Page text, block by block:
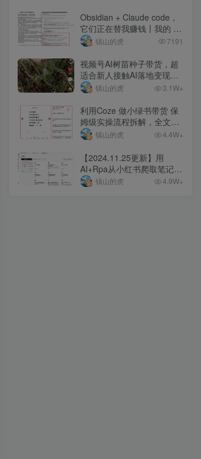
Obsidian + Claude code，
它们正在替我赚钱丨我的 AI
知识库拆解
镇山的虎 7191
视频号AI树苗种子带货，超
适合新人接触AI落地变现项
目
镇山的虎 3.1W+
利用Coze 做小绿书带货 保
姆级实操流程拆解，全文
6000字+
镇山的虎 4.4W+
【2024.11.25更新】用
AI+Rpa从小红书爬取笔记，
支持公众号文章、小绿书一
键生成+自动配图+自动排版
镇山的虎 4.9W+